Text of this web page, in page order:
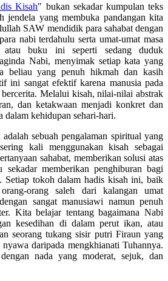
Kisah" bukan sekadar kumpulan teks
jendela yang membuka pandangan kita
SAW mendidik para sahabat dengan
nabi terdahulu serta umat-umat masa
atau buku ini seperti sedang duduk
Nabi, menyimak setiap kata yang
beliau yang penuh hikmah dan kasih
ini sangat efektif karena manusia pada
Melalui kisah, nilai-nilai abstrak
dan ketakwaan menjadi konkret dan
dalam kehidupan sehari-hari.
sebuah pengalaman spiritual yang
kali menggunakan kisah sebagai
sahabat, memberikan solusi atas
sekadar memberikan penghiburan bagi
Setiap tokoh dalam hadis kisah ini, baik
orang saleh dari kalangan umat
sangat manusiawi namun penuh
Kita belajar tentang bagaimana Nabi
kesedihan di dalam perut ikan, atau
seorang tukang sisir putri Firaun yang
daripada mengkhianati Tuhannya.
nada yang moderat, sejuk, dan